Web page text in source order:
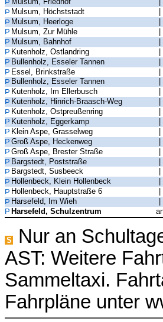
Mulsum, Höchststadt
Mulsum, Heerloge
Mulsum, Zur Mühle
Mulsum, Bahnhof
Kutenholz, Ostlandring
Bullenholz, Esseler Tannen
|
Essel, Brinkstraße
|
Bullenholz, Esseler Tannen
Kutenholz, Im Ellerbusch
Kutenholz, Hinrich-Braasch-Weg
Kutenholz, Ostpreußenring
Kutenholz, Eggerkamp
Klein Aspe, Grasselweg
Groß Aspe, Heckenweg
Groß Aspe, Brester Straße
|
Bargstedt, Poststraße
|
Bargstedt, Susbeeck
Hollenbeck, Klein Hollenbeck
Hollenbeck, Hauptstraße 6
Harsefeld, Im Wieh
Harsefeld, Schulzentrum
S
Nur an
AST: Weitere
Sammeltaxi.
Fahrpläne unter